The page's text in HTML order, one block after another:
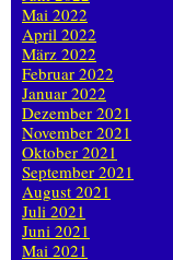
Mai 2022
April 2022
März 2022
Februar 2022
Januar 2022
Dezember 2021
November 2021
Oktober 2021
September 2021
August 2021
Juli 2021
Juni 2021
Mai 2021